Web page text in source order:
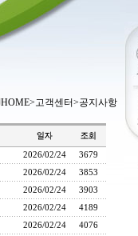
HOME>고객센터>공지사항
2026/02/24 3679
2026/02/24 3853
2026/02/24 3903
2026/02/24 4189
2026/02/24 4076